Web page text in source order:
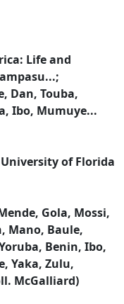
Life and
Dan, Touba,
Ibo, Mumuye...
of Florida
Gola, Mossi,
Mano, Baule,
Benin, Ibo,
Yaka, Zulu,
McGalliard)